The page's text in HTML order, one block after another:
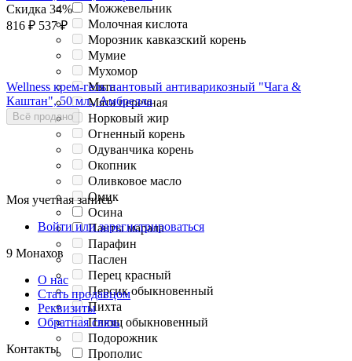
Можжевельник
Молочная кислота
Морозник кавказский корень
Мумие
Мухомор
Мята
Мята перечная
Норковый жир
Огненный корень
Одуванчика корень
Окопник
Оливковое масло
Омик
Осина
Панты марала
Парафин
Паслен
Перец красный
Персик обыкновенный
Пихта
Плющ обыкновенный
Подорожник
Прополис
Скидка 34%
816 ₽ 537 ₽
Wellness крем-гель пантовый антиварикозный "Чага &
Каштан", 50 мл., Амбрелла
Всё продано
Моя учетная запись
Войти или зарегистрироваться
9 Монахов
О нас
Стать продавцом
Реквизиты
Обратная связь
Контакты